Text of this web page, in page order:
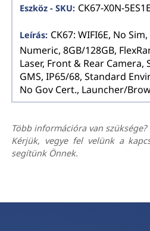
CK67-X0N-
CK67: WIFI6E, No
Numeric, 8GB/128GB,
Laser, Front & Rear Camera,
GMS, IP65/68, Standard
No Gov Cert., Launcher/
Több információra van szüksége?
Kérjük, vegye fel velünk a
segítünk Önnek.